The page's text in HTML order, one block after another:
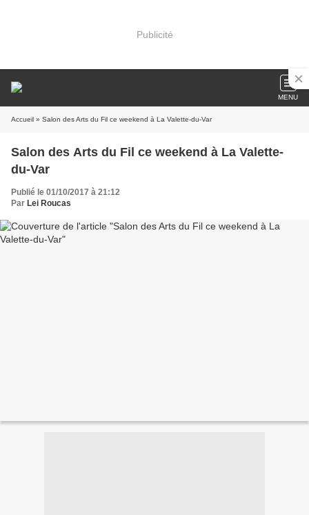
Publicité
MENU
Accueil » Salon des Arts du Fil ce weekend à La Valette-du-Var
Salon des Arts du Fil ce weekend à La Valette-
du-Var
Publié le 01/10/2017 à 21:12
Par Lei Roucas